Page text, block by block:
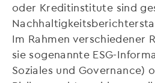
oder Kreditinstitute sind
Im Rahmen verschiedener
sie sogenannte ESG-
Soziales und Governance)